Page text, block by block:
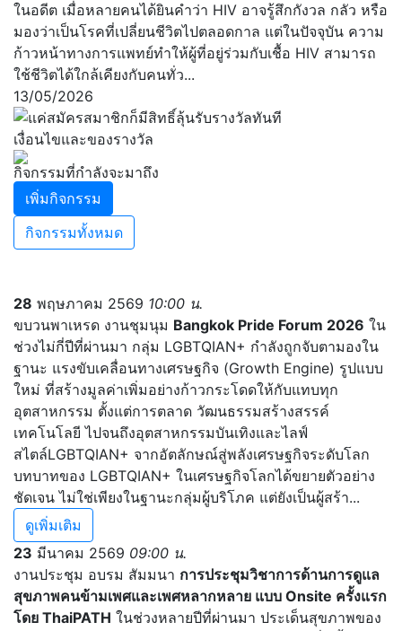
ในอดีต เมื่อหลายคนได้ยินคำว่า HIV อาจรู้สึกกังวล กลัว หรือ
มองว่าเป็นโรคที่เปลี่ยนชีวิตไปตลอดกาล แต่ในปัจจุบัน ความ
ก้าวหน้าทางการแพทย์ทำให้ผู้ที่อยู่ร่วมกับเชื้อ HIV สามารถ
ใช้ชีวิตได้ใกล้เคียงกับคนทั่ว...
13/05/2026
เงื่อนไขและของรางวัล
กิจกรรมที่กำลังจะมาถึง
เพิ่มกิจกรรม
กิจกรรมทั้งหมด
28 พฤษภาคม 2569 10:00 น.
ขบวนพาเหรด งานชุมนุม Bangkok Pride Forum 2026 ใน
ช่วงไม่กี่ปีที่ผ่านมา กลุ่ม LGBTQIAN+ กำลังถูกจับตามองใน
ฐานะ แรงขับเคลื่อนทางเศรษฐกิจ (Growth Engine) รูปแบบ
ใหม่ ที่สร้างมูลค่าเพิ่มอย่างก้าวกระโดดให้กับแทบทุก
อุตสาหกรรม ตั้งแต่การตลาด วัฒนธรรมสร้างสรรค์
เทคโนโลยี ไปจนถึงอุตสาหกรรมบันเทิงและไลฟ์
สไตล์LGBTQIAN+ จากอัตลักษณ์สู่พลังเศรษฐกิจระดับโลก
บทบาทของ LGBTQIAN+ ในเศรษฐกิจโลกได้ขยายตัวอย่าง
ชัดเจน ไม่ใช่เพียงในฐานะกลุ่มผู้บริโภค แต่ยังเป็นผู้สร้า...
ดูเพิ่มเติม
23 มีนาคม 2569 09:00 น.
งานประชุม อบรม สัมมนา การประชุมวิชาการด้านการดูแล
สุขภาพคนข้ามเพศและเพศหลากหลาย แบบ Onsite ครั้งแรก
โดย ThaiPATH ในช่วงหลายปีที่ผ่านมา ประเด็นสุขภาพของ